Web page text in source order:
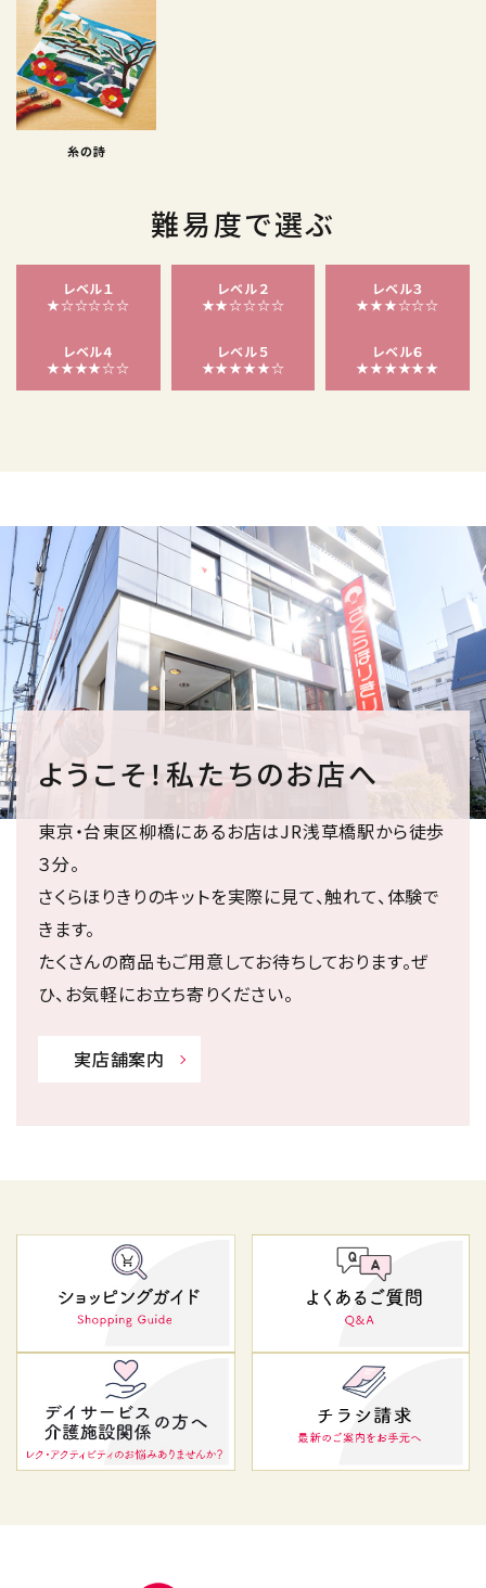
糸の詩
難易度で選ぶ
レベル１
★☆☆☆☆☆
レベル２
★★☆☆☆☆
レベル３
★★★☆☆☆
レベル４
★★★★☆☆
レベル５
★★★★★☆
レベル６
★★★★★★
ようこそ！私たちのお店へ
東京・台東区柳橋にあるお店はJR浅草橋駅から徒歩
３分。
さくらほりきりのキットを実際に見て、触れて、体験で
きます。
たくさんの商品もご用意してお待ちしております。ぜ
ひ、お気軽にお立ち寄りください。
実店舗案内